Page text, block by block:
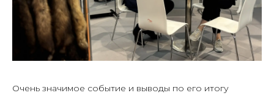
Очень значимое событие и выводы по его итогу